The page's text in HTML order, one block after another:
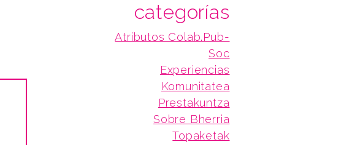
categorías
Atributos Colab.Pub-
Soc
Experiencias
Komunitatea
Prestakuntza
Sobre Bherria
Topaketak